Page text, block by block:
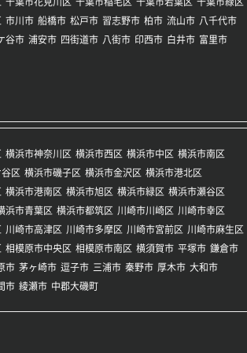
市川市 船橋市 松戸市 習志野市 柏市 流山市 八千代市
谷市 浦安市 四街道市 八街市 印西市 白井市 富里市
横浜市神奈川区 横浜市西区 横浜市中区 横浜市南区
区 横浜市磯子区 横浜市金沢区 横浜市港北区
横浜市港南区 横浜市旭区 横浜市緑区 横浜市瀬谷区
浜市青葉区 横浜市都筑区 川崎市川崎区 川崎市幸区
川崎市高津区 川崎市多摩区 川崎市宮前区 川崎市麻生区
相模原市中央区 相模原市南区 横須賀市 平塚市 鎌倉市
市 茅ヶ崎市 逗子市 三浦市 秦野市 厚木市 大和市
市 綾瀬市 中郡大磯町